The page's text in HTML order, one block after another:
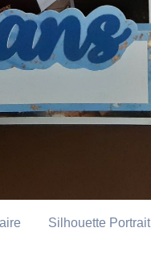
Silhouette Portrait